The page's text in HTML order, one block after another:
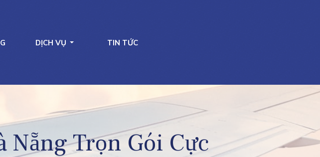
DỊCH VỤ TIN TỨC
Trọn Gói Cực